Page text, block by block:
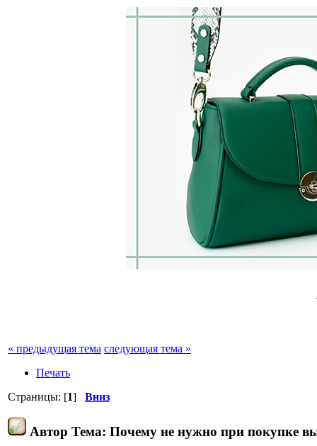
« предыдущая тема следующая тема »
Печать
Страницы: [1] Вниз
Автор Тема: Почему не нужно при покупке